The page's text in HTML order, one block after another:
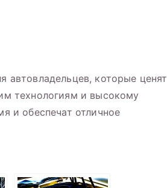
которые ценят
технологиям и высокому
и обеспечат отличное